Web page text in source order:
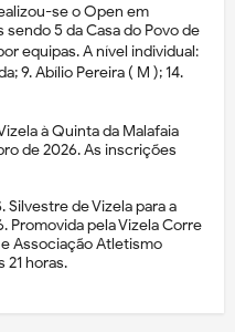
se o Open em
5 da Casa do Povo de
equipas. A nível individual:
9. Abílio Pereira ( M ); 14.
à Quinta da Malafaia
de 2026. As inscrições
Silvestre de Vizela para a
Promovida pela Vizela Corre
Associação Atletismo
21 horas.